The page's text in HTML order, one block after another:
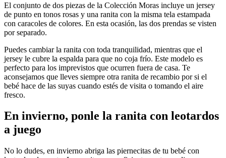
El conjunto de dos piezas de la Colección Moras incluye un jersey
de punto en tonos rosas y una ranita con la misma tela estampada
con caracoles de colores. En esta ocasión, las dos prendas se visten
por separado.
Puedes cambiar la ranita con toda tranquilidad, mientras que el
jersey le cubre la espalda para que no coja frío. Este modelo es
perfecto para los imprevistos que ocurren fuera de casa. Te
aconsejamos que lleves siempre otra ranita de recambio por si el
bebé hace de las suyas cuando estés de visita o tomando el aire
fresco.
En invierno, ponle la ranita con leotardos
a juego
No lo dudes, en invierno abriga las piernecitas de tu bebé con